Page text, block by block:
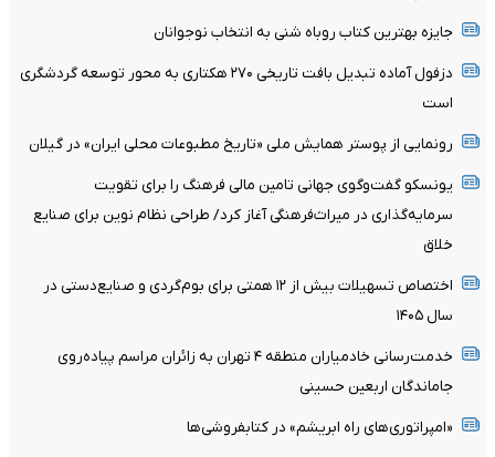
جایزه بهترین کتاب روباه شنی به انتخاب نوجوانان
دزفول آماده تبدیل بافت تاریخی ۲۷۰ هکتاری به محور توسعه گردشگری
است
رونمایی از پوستر همایش ملی «تاریخ مطبوعات محلی ایران» در گیلان
یونسکو گفت‌وگوی جهانی تامین مالی فرهنگ را برای تقویت
سرمایه‌گذاری در میراث‌فرهنگی آغاز کرد/ طراحی نظام نوین برای صنایع
خلاق
اختصاص تسهیلات بیش از ۱۲ همتی برای بوم‌گردی و صنایع‌دستی در
سال ۱۴۰۵
خدمت‌رسانی خادمیاران منطقه ۴ تهران به زائران مراسم پیاده‌روی
جاماندگان اربعین حسینی
«امپراتوری‌های راه ابریشم» در کتابفروشی‌ها